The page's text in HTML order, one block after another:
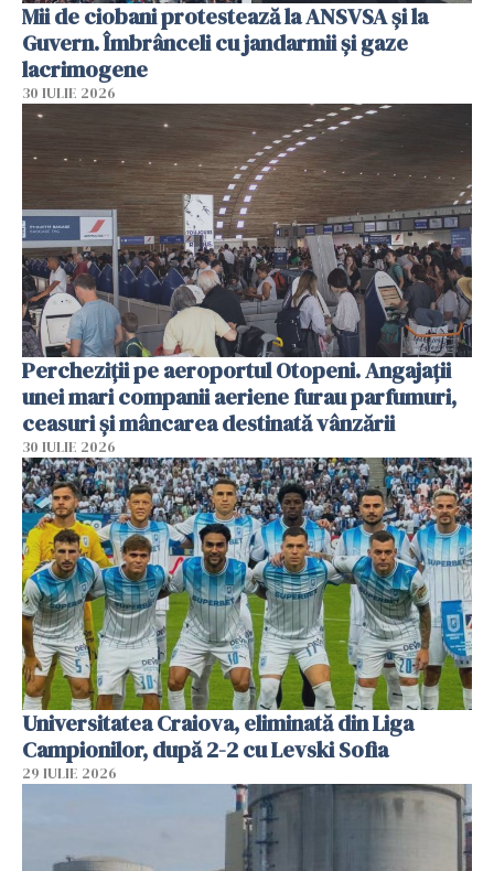
Mii de ciobani protestează la ANSVSA și la
Guvern. Îmbrânceli cu jandarmii și gaze
lacrimogene
30 IULIE 2026
Percheziții pe aeroportul Otopeni. Angajații
unei mari companii aeriene furau parfumuri,
ceasuri și mâncarea destinată vânzării
30 IULIE 2026
Universitatea Craiova, eliminată din Liga
Campionilor, după 2-2 cu Levski Sofia
29 IULIE 2026